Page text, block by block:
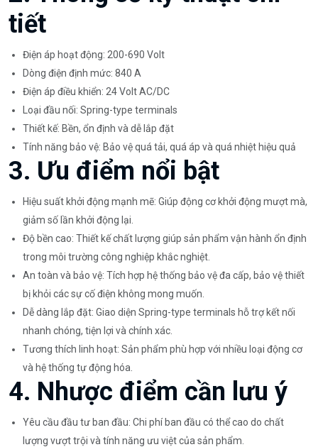
tiết
Điện áp hoạt động: 200-690 Volt
Dòng điện định mức: 840 A
Điện áp điều khiển: 24 Volt AC/DC
Loại đầu nối: Spring-type terminals
Thiết kế: Bền, ổn định và dễ lắp đặt
Tính năng bảo vệ: Bảo vệ quá tải, quá áp và quá nhiệt hiệu quả
3. Ưu điểm nổi bật
Hiệu suất khởi động mạnh mẽ: Giúp động cơ khởi động mượt mà,
giảm số lần khởi động lại.
Độ bền cao: Thiết kế chất lượng giúp sản phẩm vận hành ổn định
trong môi trường công nghiệp khắc nghiệt.
An toàn và bảo vệ: Tích hợp hệ thống bảo vệ đa cấp, bảo vệ thiết
bị khỏi các sự cố điện không mong muốn.
Dễ dàng lắp đặt: Giao diện Spring-type terminals hỗ trợ kết nối
nhanh chóng, tiện lợi và chính xác.
Tương thích linh hoạt: Sản phẩm phù hợp với nhiều loại động cơ
và hệ thống tự động hóa.
4. Nhược điểm cần lưu ý
Yêu cầu đầu tư ban đầu: Chi phí ban đầu có thể cao do chất
lượng vượt trội và tính năng ưu việt của sản phẩm.